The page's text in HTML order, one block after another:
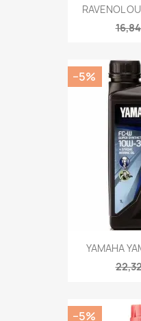
RAVENOL
YAMAHA
−5%
−5%